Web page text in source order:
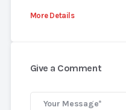
More Details
Give a Comment